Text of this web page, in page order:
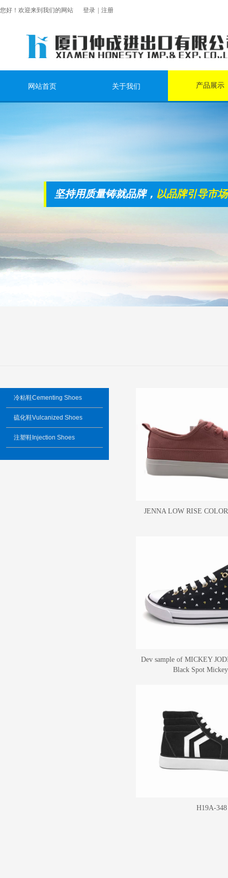
登录 注册
您好！欢迎来到我们的网站
网站首页 关于我们 产品展示
坚持用质量铸就品牌， 以品牌引导市场
JENNA LOW RISE
Dev sample of MICKEY
Black Spot
H19A-348
冷粘鞋Cementing Shoes
硫化鞋Vulcanized Shoes
注塑鞋Injection Shoes